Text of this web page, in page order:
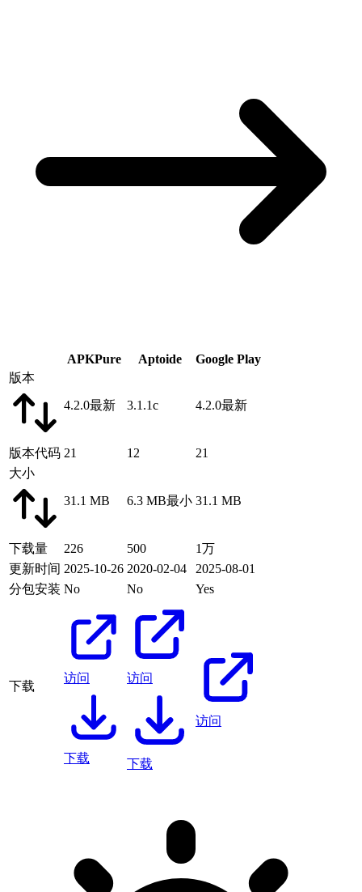
APKPure Aptoide
Google Play
版本
4.2.0最新 3.1.1c 4.2.0最新
版本代码 21 12
21
大小
31.1 MB
6.3 MB最小 31.1 MB
下载量 226 500
1万
更新时间 2025-10-26 2020-02-04
2025-08-01
分包安装 No No Yes
下载
访问
下载
访问
下载
访问